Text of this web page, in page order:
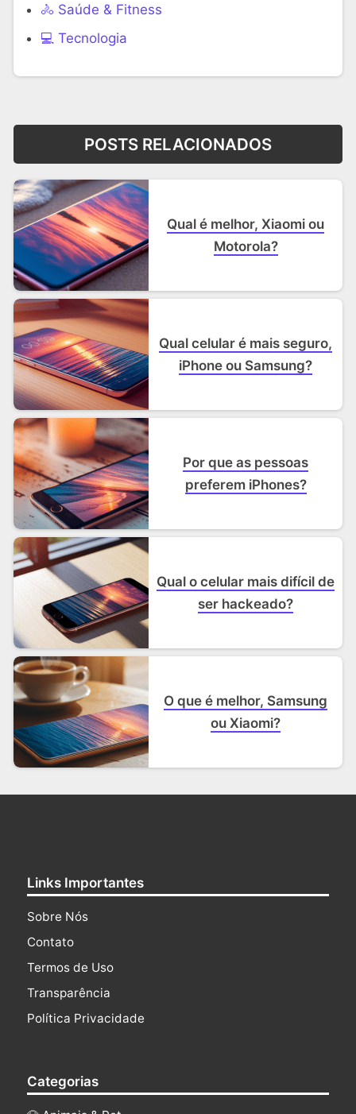
🚴 Saúde & Fitness
‍💻 Tecnologia
POSTS RELACIONADOS
Qual é melhor, Xiaomi ou
Motorola?
Qual celular é mais seguro,
iPhone ou Samsung?
Por que as pessoas
preferem iPhones?
Qual o celular mais difícil de
ser hackeado?
O que é melhor, Samsung
ou Xiaomi?
Links Importantes
Sobre Nós
Contato
Termos de Uso
Transparência
Política Privacidade
Categorias